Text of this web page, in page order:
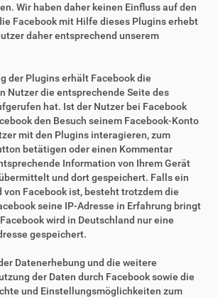
Wir haben daher keinen Einfluss auf den
Facebook mit Hilfe dieses Plugins erhebt
daher entsprechend unserem
der Plugins erhält Facebook die
Nutzer die entsprechende Seite des
hat. Ist der Nutzer bei Facebook
den Besuch seinem Facebook-Konto
mit den Plugins interagieren, zum
betätigen oder einen Kommentar
Information von Ihrem Gerät
und dort gespeichert. Falls ein
Facebook ist, besteht trotzdem die
seine IP-Adresse in Erfahrung bringt
wird in Deutschland nur eine
gespeichert.
Datenerhebung und die weitere
der Daten durch Facebook sowie die
und Einstellungsmöglichkeiten zum